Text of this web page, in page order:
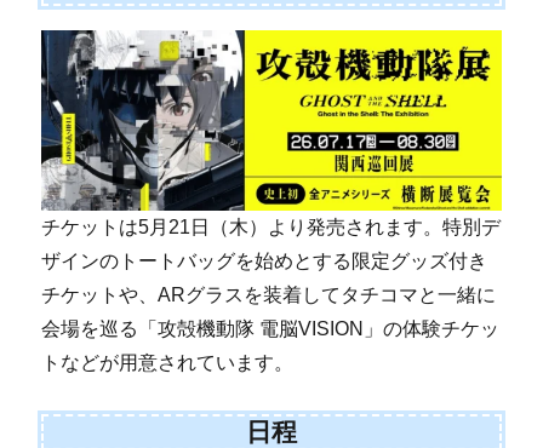
チケットは5月21日（木）より発売されます。特別デ
ザインのトートバッグを始めとする限定グッズ付き
チケットや、ARグラスを装着してタチコマと一緒に
会場を巡る「攻殻機動隊 電脳VISION」の体験チケッ
トなどが用意されています。
日程